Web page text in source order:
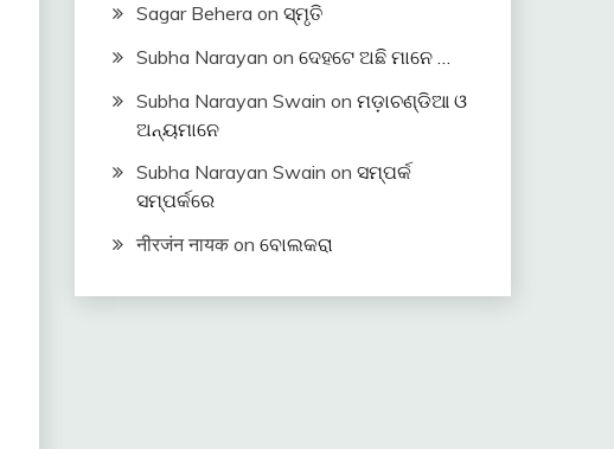
Sagar Behera on ସ୍ମୃତି
Subha Narayan on ଦେହଟେ ଅଛି ମାନେ …
Subha Narayan Swain on ମଡ଼ାଚଣ୍ଡିଆ ଓ
ଅନ୍ୟମାନେ
Subha Narayan Swain on ସମ୍ପର୍କ
ସମ୍ପର୍କରେ
नीरजंन नायकon ବୋଲକରା